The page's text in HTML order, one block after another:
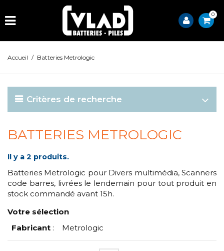
0
Accueil / Batteries Metrologic
Critères de recherche
BATTERIES METROLOGIC
Il y a 2 produits.
Batteries Metrologic pour Divers multimédia, Scanners
code barres, livrées le lendemain pour tout produit en
stock commandé avant 15h.
Votre sélection
Fabricant : Metrologic